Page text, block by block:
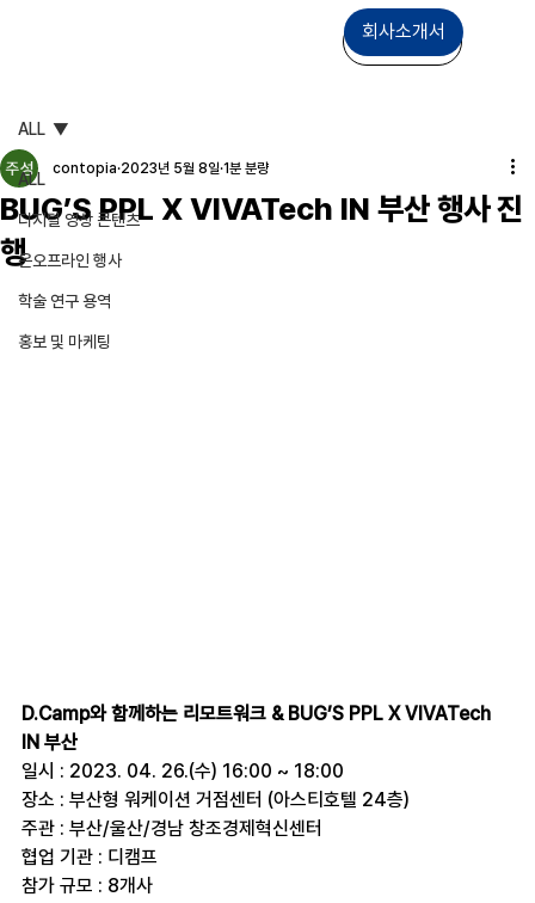
상담문의
회사소개서
ALL
디지털 영상 콘텐츠
온오프라인 행사
학술 연구 용역
홍보 및 마케팅
ALL
BUG’S PPL X VIVATech IN 부산 행사 진
행
contopia 2023년 5월 8일 1분 분량
D.Camp와 함께하는 리모트워크 & BUG’S PPL X VIVATech
IN 부산
일시 : 2023. 04. 26.(수) 16:00 ~ 18:00
장소 : 부산형 워케이션 거점센터 (아스티호텔 24층)
주관 : 부산/울산/경남 창조경제혁신센터
협업 기관 : 디캠프
참가 규모 : 8개사